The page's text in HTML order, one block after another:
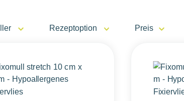
Rezeptoption Preis